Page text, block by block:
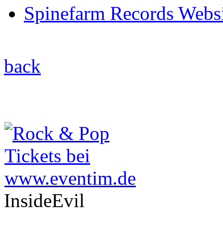
Spinefarm Records
back
InsideEvil